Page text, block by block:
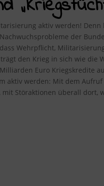
aktiv werden!
der
Wehrpflicht,
den Krieg in sich wie die
Euro Kriegskredite
aktiv werden: Mit dem
Störaktionen überall dort,